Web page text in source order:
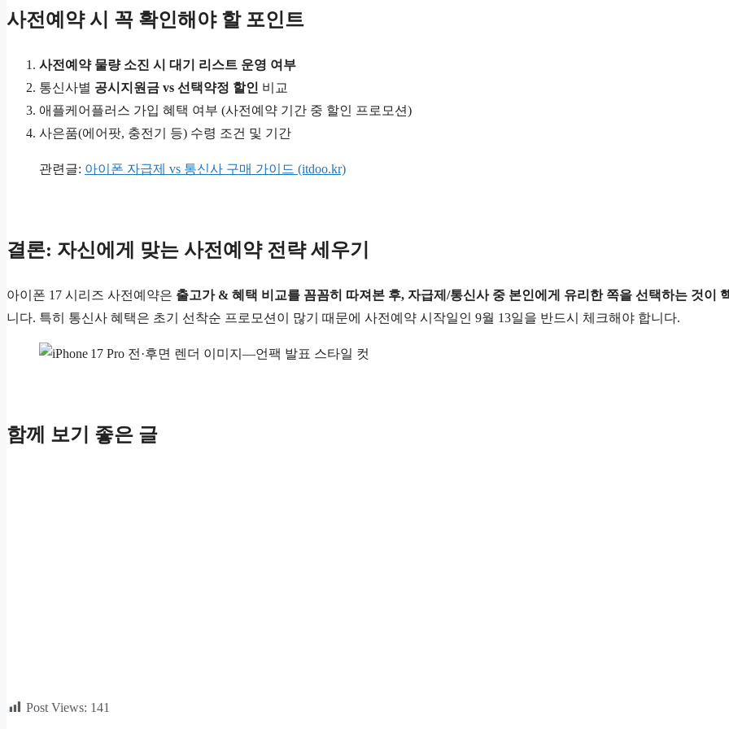
사전예약 시 꼭 확인해야 할 포인트
사전예약 물량 소진 시 대기 리스트 운영 여부
통신사별 공시지원금 vs 선택약정 할인 비교
애플케어플러스 가입 혜택 여부 (사전예약 기간 중 할인 프로모션)
사은품(에어팟, 충전기 등) 수령 조건 및 기간
관련글: 아이폰 자급제 vs 통신사 구매 가이드 (itdoo.kr)
결론: 자신에게 맞는 사전예약 전략 세우기
아이폰 17 시리즈 사전예약은 출고가 & 혜택 비교를 꼼꼼히 따져본 후, 자급제/통신사 중 본인에게 유리한 쪽을 선택하는 것이
니다. 특히 통신사 혜택은 초기 선착순 프로모션이 많기 때문에 사전예약 시작일인 9월 13일을 반드시 체크해야 합니다.
함께 보기 좋은 글
Post Views: 141